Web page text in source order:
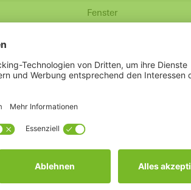
Fenster
Kunststoff